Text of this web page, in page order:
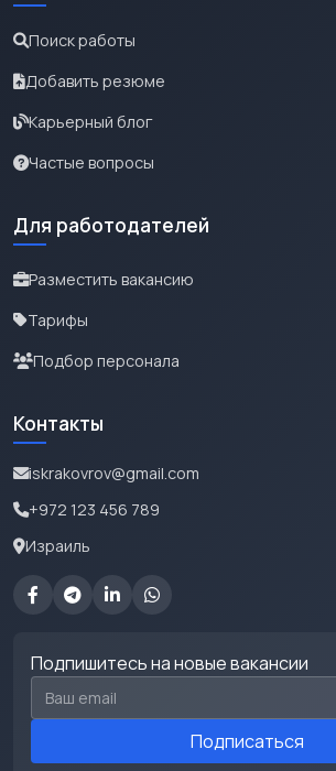
Поиск работы
Добавить резюме
Карьерный блог
Частые вопросы
Для работодателей
Разместить вакансию
Тарифы
Подбор персонала
Контакты
iskrakovrov@gmail.com
+972 123 456 789
Израиль
Подпишитесь на новые вакансии
Email для подписки
Подписаться